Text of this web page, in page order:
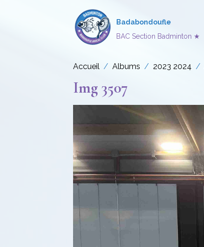
Badabondoufle
BAC Section Badminton ★
Accueil Albums 2023 2024
Img 3507